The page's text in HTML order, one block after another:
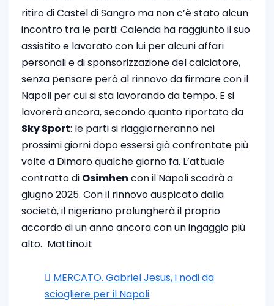
ritiro di Castel di Sangro ma non c’è stato alcun
incontro tra le parti: Calenda ha raggiunto il suo
assistito e lavorato con lui per alcuni affari
personali e di sponsorizzazione del calciatore,
senza pensare però al rinnovo da firmare con il
Napoli per cui si sta lavorando da tempo. E si
lavorerà ancora, secondo quanto riportato da
Sky Sport: le parti si riaggiorneranno nei
prossimi giorni dopo essersi già confrontate più
volte a Dimaro qualche giorno fa. L’attuale
contratto di Osimhen con il Napoli scadrà a
giugno 2025. Con il rinnovo auspicato dalla
società, il nigeriano prolungherà il proprio
accordo di un anno ancora con un ingaggio più
alto. Mattino.it
🪎 MERCATO. Gabriel Jesus, i nodi da
sciogliere per il Napoli